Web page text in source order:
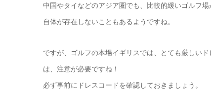
中国やタイなどのアジア圏でも、比較的緩いゴルフ
自体が存在しないこともあるようですね。
ですが、ゴルフの本場イギリスでは、とても厳しい
は、注意が必要ですね！
必ず事前にドレスコードを確認しておきましょう。